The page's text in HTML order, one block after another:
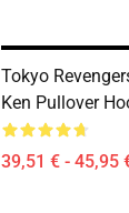
Tokyo
Ken Pullover
39,51 € - 45,95